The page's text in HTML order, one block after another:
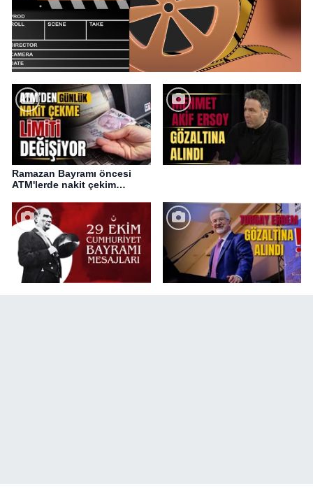
Ramazan Bayramı öncesi
ATM'lerde nakit çekim